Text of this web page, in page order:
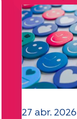
27 abr. 2026